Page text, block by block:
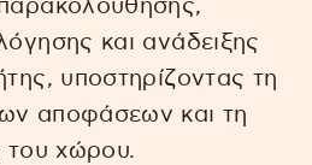
και ανάδειξης
υποστηρίζοντας τη
αποφάσεων και τη
του χώρου.